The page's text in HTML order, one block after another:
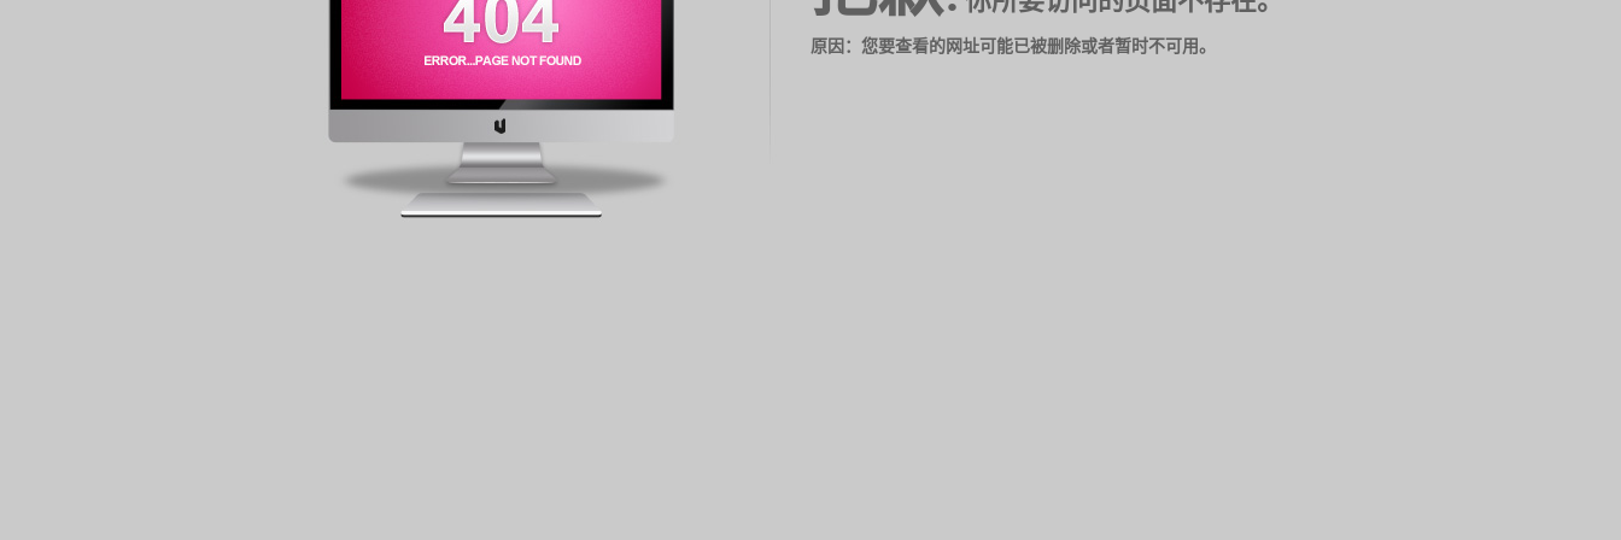
原因：您要查看的网址可能已被删除或者暂时不可用。